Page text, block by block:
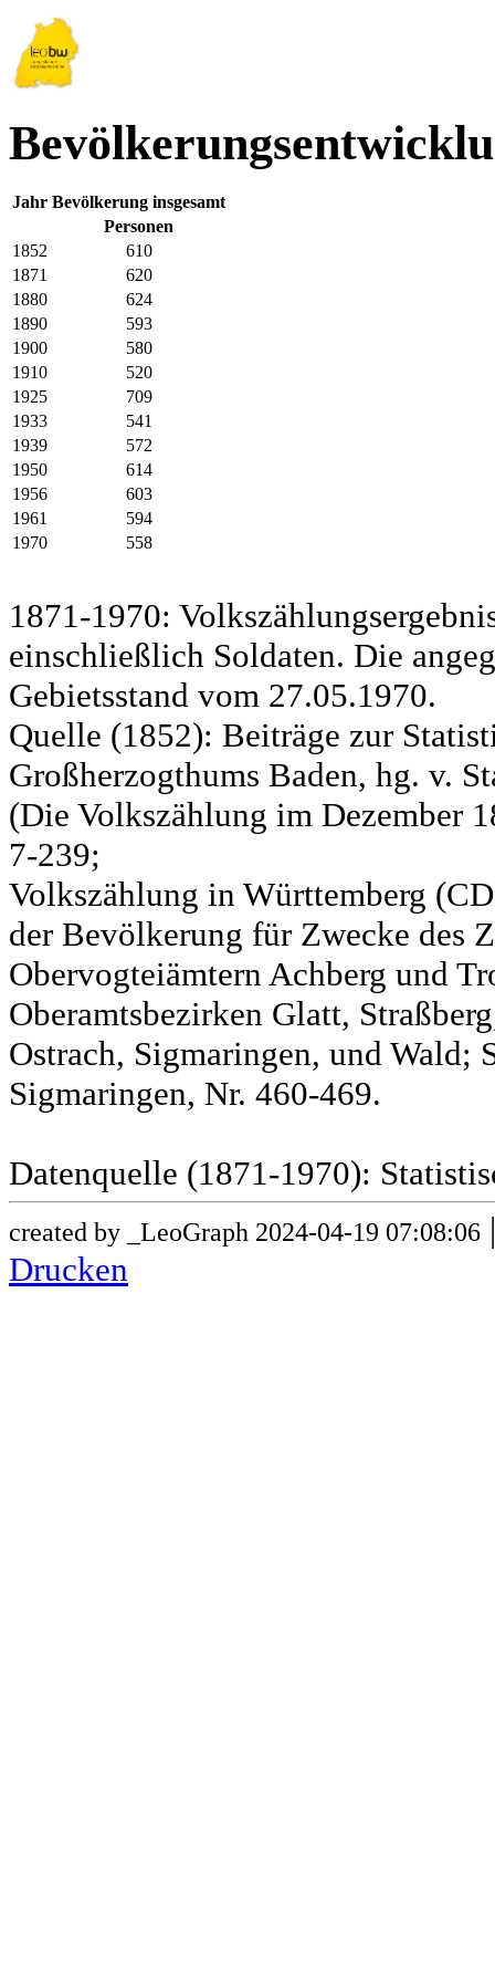
Jahr Bevölkerung insgesamt
Personen
1852
610
1871
620
1880
624
1890
593
1900
580
1910
520
1925
709
1933
541
1939
572
1950
614
1956
603
1961
594
1970
558
1871-1970:
einschließlich Soldaten. Die
Gebietsstand vom 27.05.1970.
Quelle (1852): Beiträge zur
Großherzogthums Baden, hg. v.
(Die Volkszählung im Dezember
7-239;
Volkszählung in Württemberg
der Bevölkerung für Zwecke des
Obervogteiämtern Achberg und
Oberamtsbezirken Glatt,
Ostrach, Sigmaringen, und Wald;
Sigmaringen, Nr. 460-469.
Datenquelle (1871-1970):
created by _LeoGraph 2024-04-19 07:08:06
Drucken